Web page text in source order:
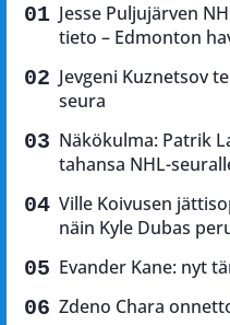
Jesse Puljujärven
tieto – Edmonton
Jevgeni Kuznetsov
seura
Näkökulma: Patrik
tahansa NHL-
Ville Koivusen
näin Kyle Dubas
Evander Kane: nyt
Zdeno Chara